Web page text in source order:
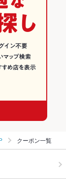
ング
クーポン一覧